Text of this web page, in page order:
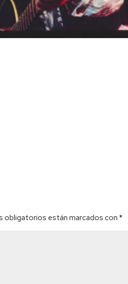
obligatorios están marcados con*